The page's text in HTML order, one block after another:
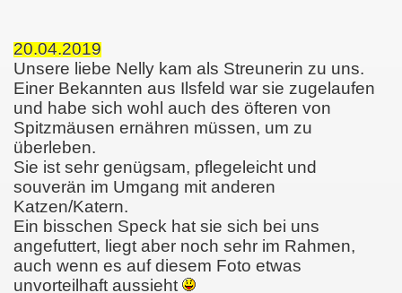
20.04.2019
Unsere liebe Nelly kam als Streunerin zu uns.
Einer Bekannten aus Ilsfeld war sie zugelaufen
und habe sich wohl auch des öfteren von
Spitzmäusen ernähren müssen, um zu
überleben.
Sie ist sehr genügsam, pflegeleicht und
souverän im Umgang mit anderen
Katzen/Katern.
Ein bisschen Speck hat sie sich bei uns
angefuttert, liegt aber noch sehr im Rahmen,
auch wenn es auf diesem Foto etwas
unvorteilhaft aussieht